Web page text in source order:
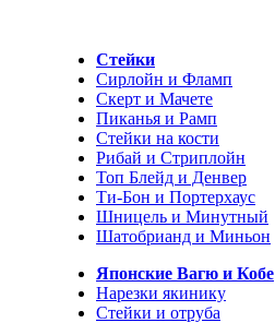
Стейки
Сирлойн и Фламп
Скерт и Мачете
Пиканья и Рамп
Стейки на кости
Рибай и Стриплойн
Топ Блейд и Денвер
Ти-Бон и Портерхаус
Шницель и Минутный
Шатобрианд и Миньон
Японские Вагю и Кобе
Нарезки якинику
Стейки и отруба